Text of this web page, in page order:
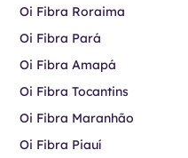
Oi Fibra Roraima
Oi Fibra Pará
Oi Fibra Amapá
Oi Fibra Tocantins
Oi Fibra Maranhão
Oi Fibra Piauí